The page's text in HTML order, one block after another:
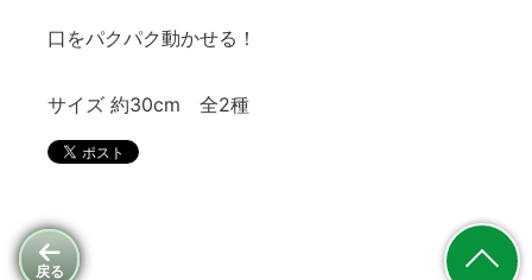
戻る
口をパクパク動かせる！
サイズ 約30cm 全2種